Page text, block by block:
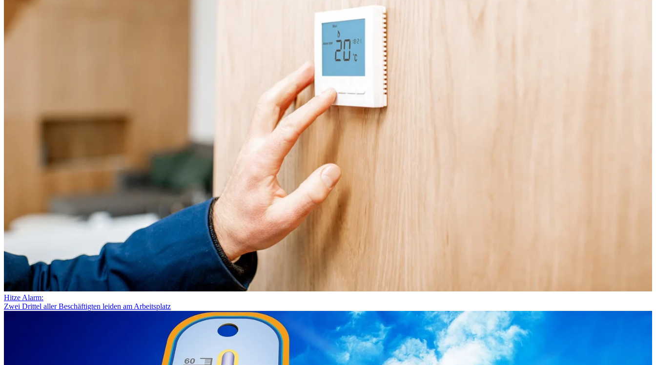
Hitze Alarm:
Zwei Drittel aller Beschäftigten leiden am Arbeitsplatz